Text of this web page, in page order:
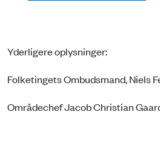
Yderligere oplysninger:
Folketingets Ombudsmand, Niels
Områdechef Jacob Christian